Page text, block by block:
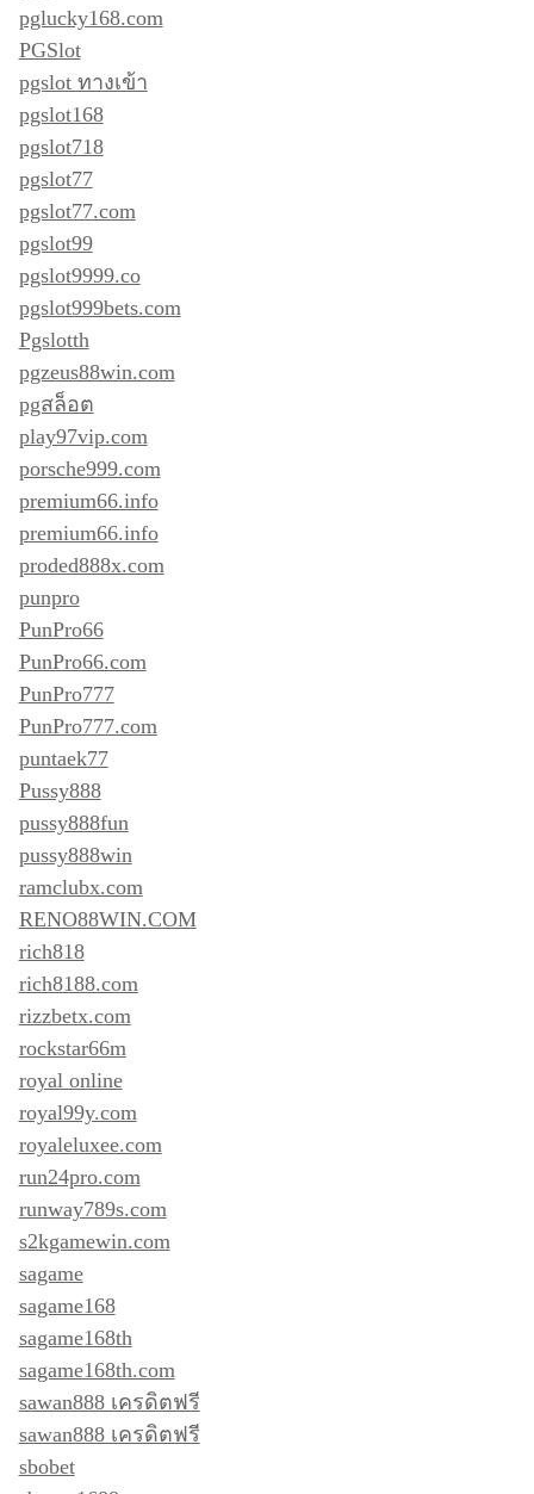
pglucky168.com
PGSlot
pgslot ทางเข้า
pgslot168
pgslot718
pgslot77
pgslot77.com
pgslot99
pgslot9999.co
pgslot999bets.com
Pgslotth
pgzeus88win.com
pgสล็อต
play97vip.com
porsche999.com
premium66.info
premium66.info
proded888x.com
punpro
PunPro66
PunPro66.com
PunPro777
PunPro777.com
puntaek77
Pussy888
pussy888fun
pussy888win
ramclubx.com
RENO88WIN.COM
rich818
rich8188.com
rizzbetx.com
rockstar66m
royal online
royal99y.com
royaleluxee.com
run24pro.com
runway789s.com
s2kgamewin.com
sagame
sagame168
sagame168th
sagame168th.com
sawan888 เครดิตฟรี
sawan888 เครดิตฟรี
sbobet